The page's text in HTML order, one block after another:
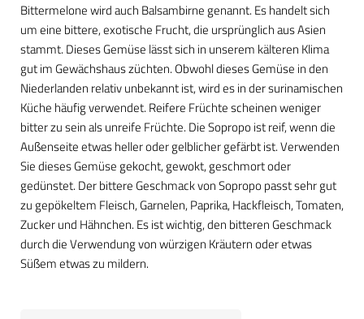
Bittermelone wird auch Balsambirne genannt. Es handelt sich
um eine bittere, exotische Frucht, die ursprünglich aus Asien
stammt. Dieses Gemüse lässt sich in unserem kälteren Klima
gut im Gewächshaus züchten. Obwohl dieses Gemüse in den
Niederlanden relativ unbekannt ist, wird es in der surinamischen
Küche häufig verwendet. Reifere Früchte scheinen weniger
bitter zu sein als unreife Früchte. Die Sopropo ist reif, wenn die
Außenseite etwas heller oder gelblicher gefärbt ist. Verwenden
Sie dieses Gemüse gekocht, gewokt, geschmort oder
gedünstet. Der bittere Geschmack von Sopropo passt sehr gut
zu gepökeltem Fleisch, Garnelen, Paprika, Hackfleisch, Tomaten,
Zucker und Hähnchen. Es ist wichtig, den bitteren Geschmack
durch die Verwendung von würzigen Kräutern oder etwas
Süßem etwas zu mildern.